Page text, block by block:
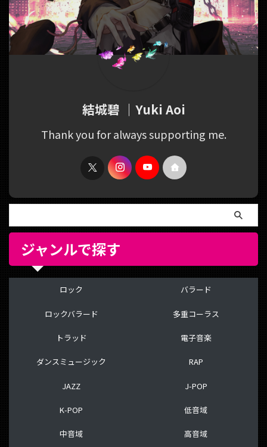
結城碧 ｜Yuki Aoi
Thank you for always supporting me.
ジャンルで探す
ロック
ロックバラード
トラッド
ダンスミュージック
JAZZ
K-POP
中音域
バラード
多重コーラス
電子音楽
RAP
J-POP
低音域
高音域